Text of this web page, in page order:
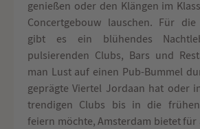
genießen oder den Klängen im
Concertgebouw lauschen. Für die
gibt es ein blühendes
pulsierenden Clubs, Bars und
man Lust auf einen Pub-Bummel
geprägte Viertel Jordaan hat oder
trendigen Clubs bis in die frühen
feiern möchte, Amsterdam bietet für